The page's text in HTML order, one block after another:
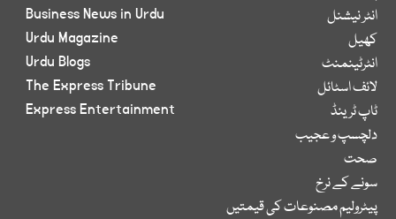
انٹر نیشنل
کھیل
انٹرٹینمنٹ
لائف اسٹائل
ٹاپ ٹرینڈ
دلچسپ و عجیب
صحت
سونے کے نرخ
پیٹرولیم مصنوعات کی قیمتیں
Business News in Urdu
Urdu Magazine
Urdu Blogs
The Express Tribune
Express Entertainment